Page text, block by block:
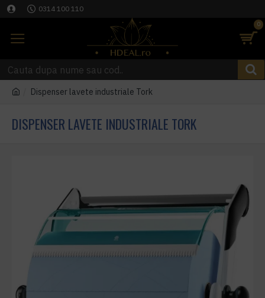
0314 100 110
0
Dispenser lavete industriale Tork
DISPENSER LAVETE INDUSTRIALE TORK